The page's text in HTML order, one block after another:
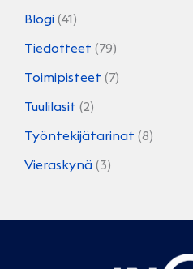
Blogi (41)
Tiedotteet (79)
Toimipisteet (7)
Tuulilasit (2)
Työntekijätarinat (8)
Vieraskynä (3)